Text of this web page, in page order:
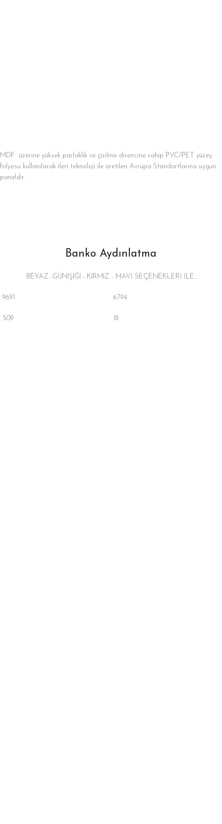
MDF üzerine yüksek parlaklık ve çizilme direncine sahip PVC/PET yüzey
folyosu kullanılarak ileri teknoloji ile üretilen Avrupa Standartlarına uygun
paneldir.
Banko Aydınlatma
BEYAZ -GÜNIŞIĞI - KIRMIZ - MAVİ SEÇENEKLERİ İLE..
9691
509
6794
18